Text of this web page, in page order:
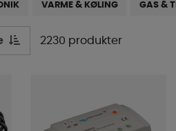
og meget meget mere. Vi har
de perfekte tilbehør til din
VARME & KØLING GAS &
2230 produkter